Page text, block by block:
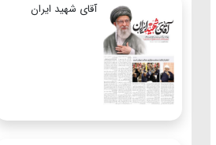
آقای شهید ایران